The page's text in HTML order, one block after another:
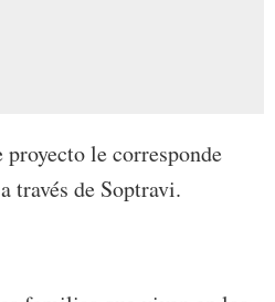
le corresponde
través de Soptravi.